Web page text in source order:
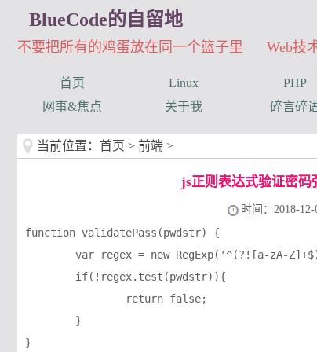
BlueCode的自留地
不要把所有的鸡蛋放在同一个篮子里 Web技术
首页 Linux PHP
网事&焦点
关于我 碎言碎
当前位置： 首页 > 前端 >
js正则表达式验证密码
时间：2018-12-
function validatePass(pwdstr) {